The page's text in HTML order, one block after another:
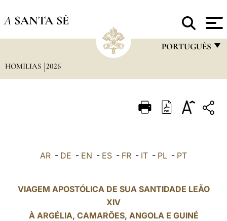
A SANTA SÉ
PORTUGUÊS
ITALIANO
POLSKI
HOMILIAS 2026
AR - DE - EN - ES - FR - IT - PL - PT
VIAGEM APOSTÓLICA DE SUA SANTIDADE LEÃO
XIV
À ARGÉLIA, CAMARÕES, ANGOLA E GUINÉ